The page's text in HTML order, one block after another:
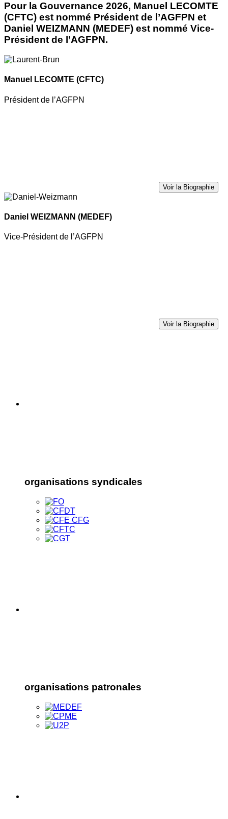
Pour la Gouvernance 2026, Manuel LECOMTE
(CFTC) est nommé Président de l’AGFPN et
Daniel WEIZMANN (MEDEF) est nommé Vice-
Président de l’AGFPN.
Manuel LECOMTE (CFTC)
Président de l’AGFPN
Voir la Biographie
Daniel WEIZMANN (MEDEF)
Vice-Président de l’AGFPN
Voir la Biographie
organisations syndicales
organisations patronales